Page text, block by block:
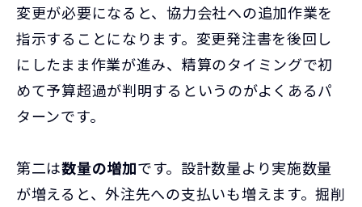
変更が必要になると、協力会社への追加作業を
指示することになります。変更発注書を後回し
にしたまま作業が進み、精算のタイミングで初
めて予算超過が判明するというのがよくあるパ
ターンです。
第二は数量の増加です。設計数量より実施数量
が増えると、外注先への支払いも増えます。掘削